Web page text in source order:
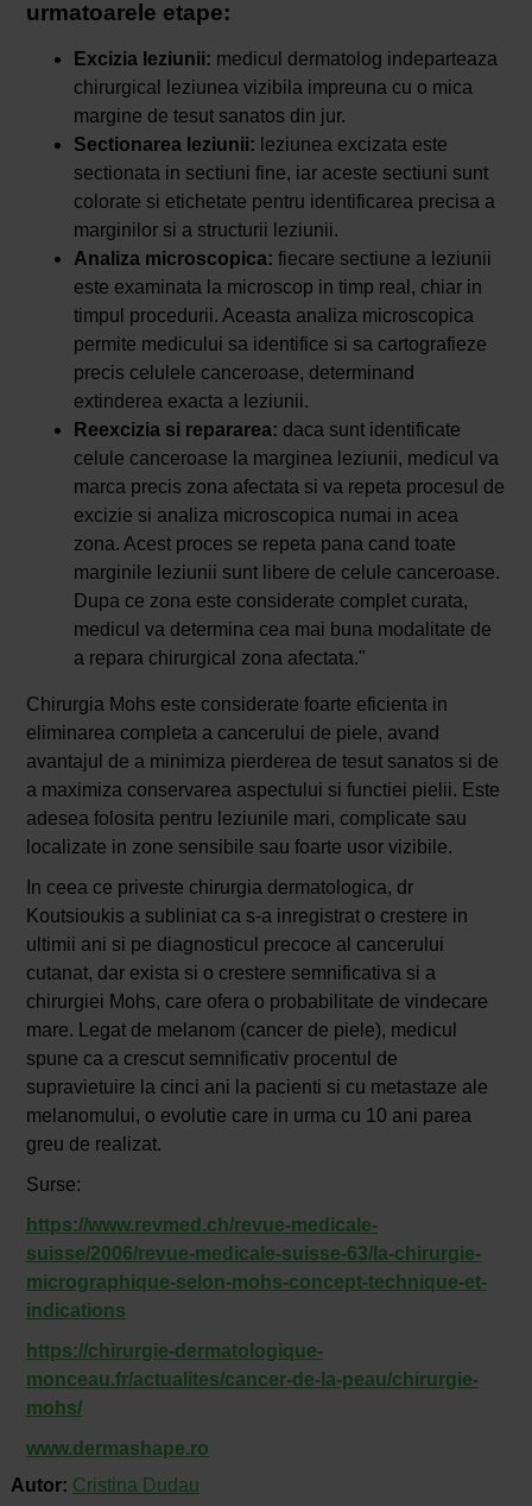
urmatoarele etape:
Excizia leziunii: medicul dermatolog indeparteaza
chirurgical leziunea vizibila impreuna cu o mica
margine de tesut sanatos din jur.
Sectionarea leziunii: leziunea excizata este
sectionata in sectiuni fine, iar aceste sectiuni sunt
colorate si etichetate pentru identificarea precisa a
marginilor si a structurii leziunii.
Analiza microscopica: fiecare sectiune a leziunii
este examinata la microscop in timp real, chiar in
timpul procedurii. Aceasta analiza microscopica
permite medicului sa identifice si sa cartografieze
precis celulele canceroase, determinand
extinderea exacta a leziunii.
Reexcizia si repararea: daca sunt identificate
celule canceroase la marginea leziunii, medicul va
marca precis zona afectata si va repeta procesul de
excizie si analiza microscopica numai in acea
zona. Acest proces se repeta pana cand toate
marginile leziunii sunt libere de celule canceroase.
Dupa ce zona este considerate complet curata,
medicul va determina cea mai buna modalitate de
a repara chirurgical zona afectata."
Chirurgia Mohs este considerate foarte eficienta in
eliminarea completa a cancerului de piele, avand
avantajul de a minimiza pierderea de tesut sanatos si de
a maximiza conservarea aspectului si functiei pielii. Este
adesea folosita pentru leziunile mari, complicate sau
localizate in zone sensibile sau foarte usor vizibile.
In ceea ce priveste chirurgia dermatologica, dr
Koutsioukis a subliniat ca s-a inregistrat o crestere in
ultimii ani si pe diagnosticul precoce al cancerului
cutanat, dar exista si o crestere semnificativa si a
chirurgiei Mohs, care ofera o probabilitate de vindecare
mare. Legat de melanom (cancer de piele), medicul
spune ca a crescut semnificativ procentul de
supravietuire la cinci ani la pacienti si cu metastaze ale
melanomului, o evolutie care in urma cu 10 ani parea
greu de realizat.
Surse:
https://www.revmed.ch/revue-medicale-
suisse/2006/revue-medicale-suisse-63/la-chirurgie-
micrographique-selon-mohs-concept-technique-et-
indications
https://chirurgie-dermatologique-
monceau.fr/actualites/cancer-de-la-peau/chirurgie-
mohs/
www.dermashape.ro
Autor: Cristina Dudau